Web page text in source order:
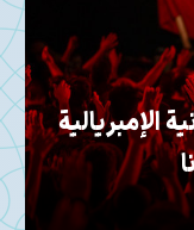
الدين الشيعة